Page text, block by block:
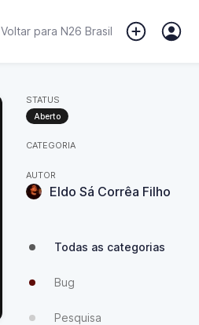
Voltar para N26 Brasil
STATUS
Aberto
CATEGORIA
AUTOR
Eldo Sá Corrêa Filho
Todas as categorias
Bug
Pesquisa